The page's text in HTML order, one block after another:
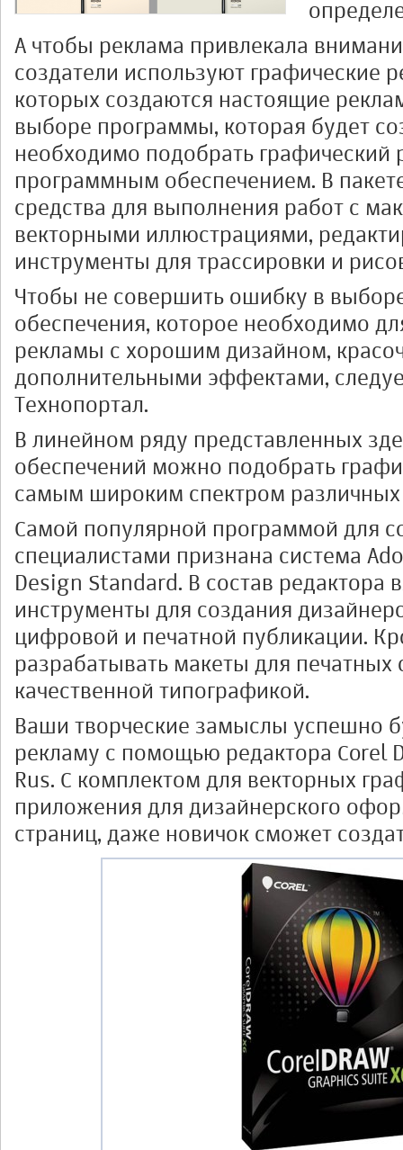
А чтобы реклама привлекала
создатели используют графические
которых создаются настоящие
выборе программы, которая будет
необходимо подобрать
программным обеспечением. В
средства для выполнения работ с
векторными иллюстрациями,
инструменты для трассировки и
Чтобы не совершить ошибку в
обеспечения, которое необходимо
рекламы с хорошим дизайном,
дополнительными эффектами,
Технопортал.
В линейном ряду представленных
обеспечений можно подобрать
самым широким спектром
Самой популярной программой для
специалистами признана система
Design Standard. В состав редактора
инструменты для создания
цифровой и печатной публикации.
разрабатывать макеты для печатных
качественной типографикой.
Ваши творческие замыслы успешно
рекламу с помощью редактора Corel
Rus. С комплектом для векторных
приложения для дизайнерского
страниц, даже новичок сможет